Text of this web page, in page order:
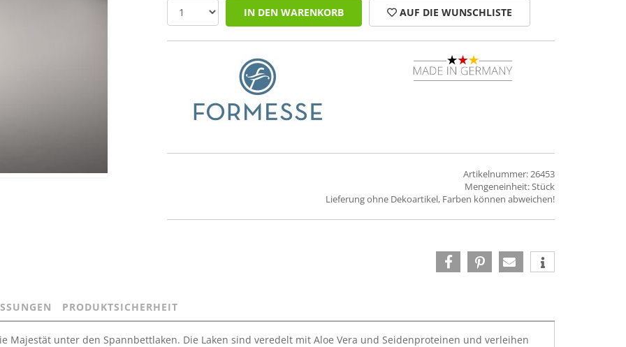
IN DEN WARENKORB AUF DIE WUNSCHLISTE
Artikelnummer: 26453
Mengeneinheit: Stück
Lieferung ohne Dekoartikel, Farben können abweichen!
PRODUKTSICHERHEIT
Majestät unter den Spannbettlaken. Die Laken sind veredelt mit Aloe Vera und Seidenproteinen und verleihen